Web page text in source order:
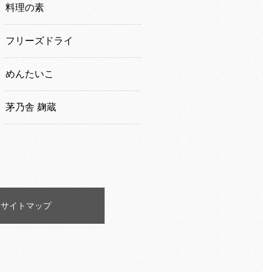
料理の素
フリーズドライ
めんたいこ
茅乃舎 麹蔵
サイトマップ